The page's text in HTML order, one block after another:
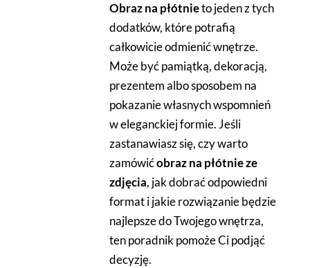
Obraz na płótnieto jeden z tych
dodatków, które potrafią
całkowicie odmienić wnętrze.
Może być pamiątką, dekoracją,
prezentem albo sposobem na
pokazanie własnych wspomnień
w eleganckiej formie. Jeśli
zastanawiasz się, czy warto
zamówićobraz na płótnie ze
zdjęcia, jak dobrać odpowiedni
format i jakie rozwiązanie będzie
najlepsze do Twojego wnętrza,
ten poradnik pomoże Ci podjąć
decyzję.